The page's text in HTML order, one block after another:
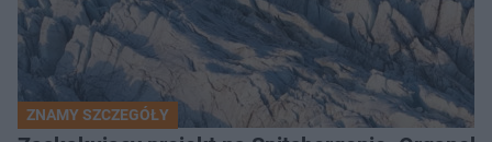
ZNAMY SZCZEGÓŁY